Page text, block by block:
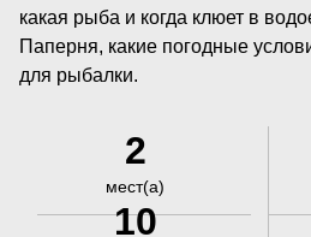
какая рыба и когда клюет в
Паперня, какие погодные
для рыбалки.
2
мест(а)
10